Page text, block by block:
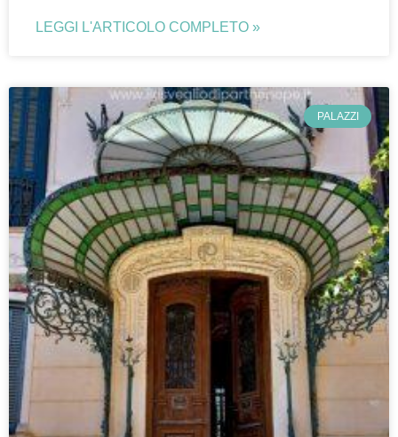
LEGGI L'ARTICOLO COMPLETO »
PALAZZI